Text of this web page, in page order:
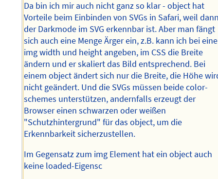
Da bin ich mir auch nicht ganz so klar - object hat
Vorteile beim Einbinden von SVGs in Safari, weil
der Darkmode im SVG erkennbar ist. Aber man fängt
sich auch eine Menge Ärger ein, z.B. kann ich bei
img width und height angeben, im CSS die Breite
ändern und er skaliert das Bild entsprechend. Bei
einem object ändert sich nur die Breite, die Höhe
nicht geändert. Und die SVGs müssen beide color-
schemes unterstützen, andernfalls erzeugt der
Browser einen schwarzen oder weißen
"Schutzhintergrund" für das object, um die
Erkennbarkeit sicherzustellen.
Im Gegensatz zum img Element hat ein object auch
keine loaded-Eigensc